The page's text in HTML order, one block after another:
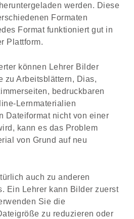
werden. Diese
Formaten
Format funktioniert gut in
Plattform.
können Lehrer Bilder
zu Arbeitsblättern, Dias,
bedruckbaren
Lernmaterialien
Dateiformat nicht von einer
kann es das Problem
von Grund auf neu
auch zu anderen
Ein Lehrer kann Bilder zuerst
Sie die
zu reduzieren oder